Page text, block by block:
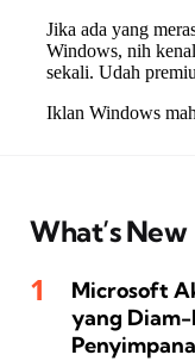
What’s New
Microsoft
yang Diam-